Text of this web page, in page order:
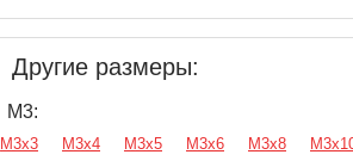
Другие размеры:
М3:
М3х3 М3х4 М3х5 М3х6 М3х8